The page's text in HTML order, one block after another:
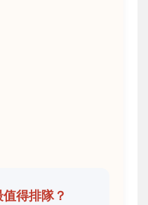
得排隊？